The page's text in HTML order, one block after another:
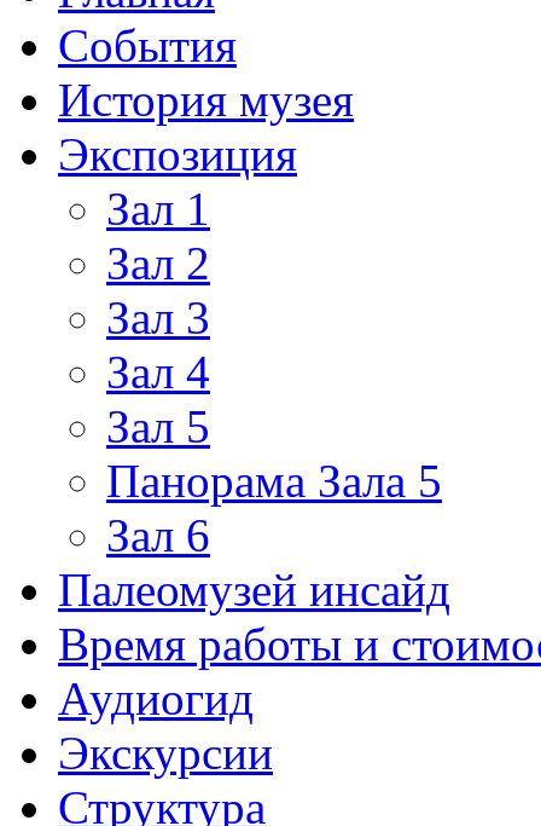
События
История музея
Экспозиция
Зал 1
Зал 2
Зал 3
Зал 4
Зал 5
Панорама Зала 5
Зал 6
Палеомузей инсайд
Время работы и
Аудиогид
Экскурсии
Структура